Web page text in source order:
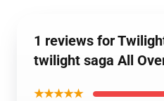
1 reviews for
twilight saga All
★★★★★